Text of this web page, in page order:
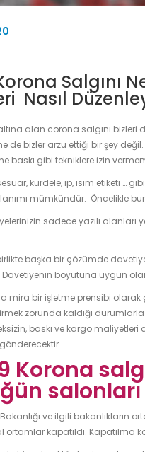
Salgını
Nasıl
alan corona salgını bizleri
de bizler arzu ettiği bir şey
baskı gibi tekniklere izin
kurdele, ip, isim etiketi …
mümkündür. Öncelikle
sadece yazılı alanları
başka bir çözümde
Davetiyenin boyutuna uygun
mira bir işletme prensibi
zorunda kaldığı
baskı ve kargo
Korona
ve ilgili bakanlıkların
kapatıldı. Kapatılma